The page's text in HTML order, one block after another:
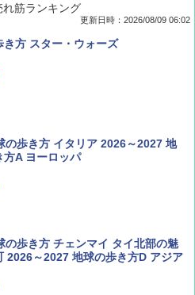
-パル) 2026年 9 月号【特別付録:
ーファン ２０２６年 ９月号 [雑
ＳＮＥＹ ＦＡＮ)
2026年8月号「南アルプス大全」
筋ランキング
更新日時：2026/08/09 06:02
き方 スター・ウォーズ
の歩き方 イタリア 2026～2027 地
方A ヨーロッパ
の歩き方 チェンマイ タイ北部の魅
2026～2027 地球の歩き方D アジア